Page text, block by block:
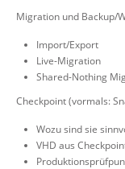
Migration und Backup/
Import/Export
Live-Migration
Shared-Nothing
Checkpoint (vormals:
Wozu sind sie
VHD aus